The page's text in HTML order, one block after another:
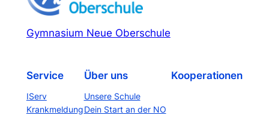
Gymnasium Neue Oberschule
Service
IServ
Krankmeldung
Über uns
Unsere Schule
Dein Start an der NO
Kooperationen